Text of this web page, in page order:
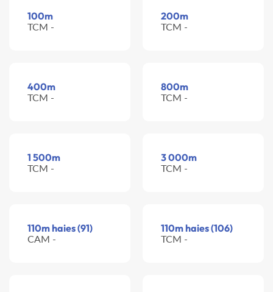
100m
TCM -
200m
TCM -
400m
TCM -
800m
TCM -
1 500m
TCM -
3 000m
TCM -
110m haies (91)
CAM -
110m haies (106)
TCM -